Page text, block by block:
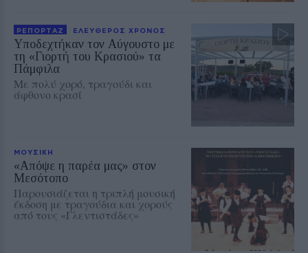
ΡΕΠΟΡΤΑΖ ΕΛΕΥΘΕΡΟΣ ΧΡΟΝΟΣ
Υποδεχτήκαν τον Αύγουστο με
τη «Γιορτή του Κρασιού» τα
Πάμφιλα
Με πολύ χορό, τραγούδι και
άφθονο κρασί
ΜΟΥΣΙΚΗ
«Απόψε η παρέα μας» στον
Μεσότοπο
Παρουσιάζεται η τριπλή μουσική
έκδοση με τραγούδια και χορούς
από τους «Γλεντιστάδες»